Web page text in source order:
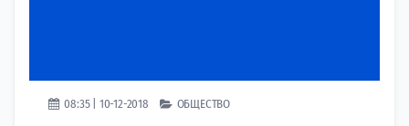
08:35 | 10-12-2018 ОБЩЕСТВО